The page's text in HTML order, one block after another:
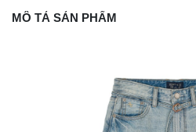
MÔ TẢ SẢN PHẨM